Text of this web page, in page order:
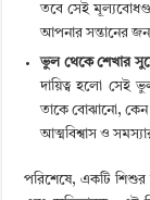
তবে সেই
আপনার সন্তানের
ভুল থেকে শেখার
দায়িত্ব হলো সেই
তাকে বোঝানো, কেন
আত্মবিশ্বাস ও
পরিশেষে,একটি শিশুর